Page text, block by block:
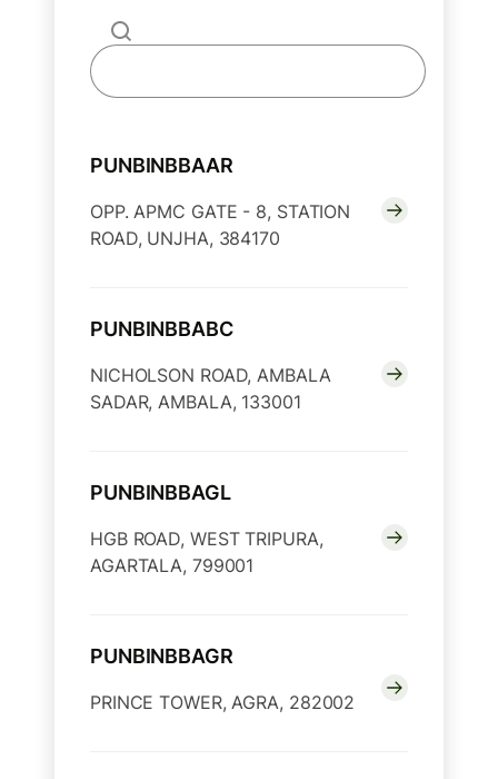
PUNBINBBAAR
OPP. APMC GATE - 8, STATION
ROAD, UNJHA, 384170
PUNBINBBABC
NICHOLSON ROAD, AMBALA
SADAR, AMBALA, 133001
PUNBINBBAGL
HGB ROAD, WEST TRIPURA,
AGARTALA, 799001
PUNBINBBAGR
PRINCE TOWER, AGRA, 282002